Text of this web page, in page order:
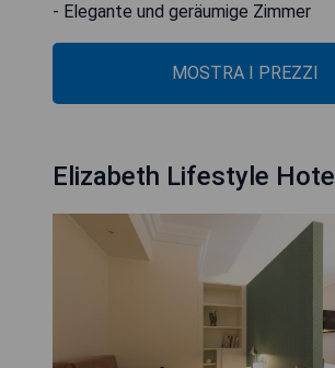
- Elegante und geräumige Zimmer
MOSTRA I PREZZI
Elizabeth Lifestyle Hotel